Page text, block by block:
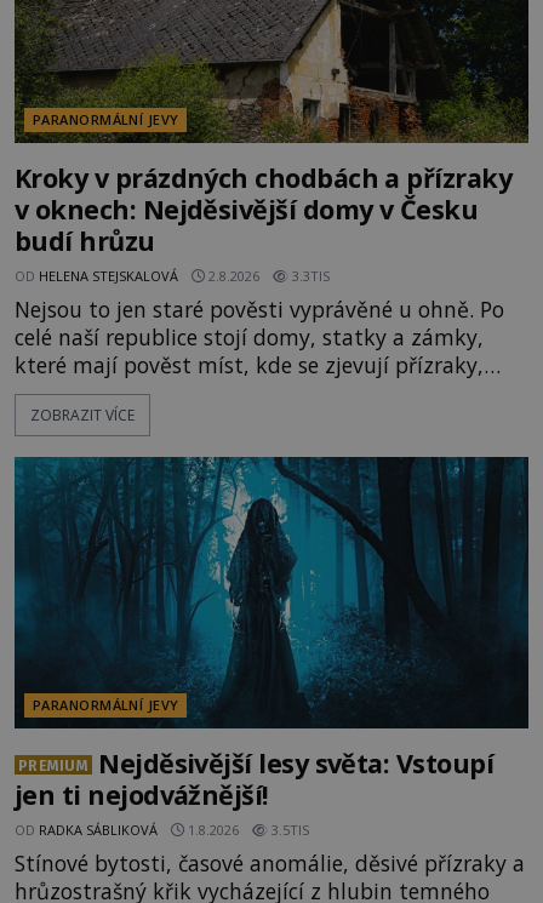
PARANORMÁLNÍ JEVY
Kroky v prázdných chodbách a přízraky
v oknech: Nejděsivější domy v Česku
budí hrůzu
OD HELENA STEJSKALOVÁ 2.8.2026 3.3TIS
Nejsou to jen staré pověsti vyprávěné u ohně. Po
celé naší republice stojí domy, statky a zámky,
které mají pověst míst, kde se zjevují přízraky,
ozývají nevysvětlitelné zvuky nebo se dějí podivné
jevy. Zatímco historici většinou hledají racionální
lokality vykazují nápadně podobná svědectví po
celé generace. A právě tato opakující se svědectví
ZOBRAZIT VÍCE
PARANORMÁLNÍ JEVY
PREMIUM
Nejděsivější lesy světa: Vstoupí
jen ti nejodvážnější!
OD RADKA SÁBLIKOVÁ 1.8.2026 3.5TIS
Stínové bytosti, časové anomálie, děsivé přízraky a
hrůzostrašný křik vycházející z hlubin temného